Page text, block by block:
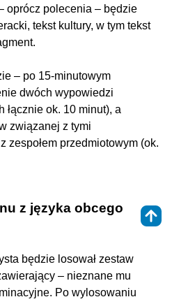
oprócz polecenia – będzie
tekst kultury, w tym tekst
– po 15-minutowym
‎dwóch wypowiedzi
łącznie ok. 10 minut), a
związanej z tymi
zespołem przedmiotowym (ok.
z języka obcego
będzie losował zestaw
– nieznane mu
Po wylosowaniu